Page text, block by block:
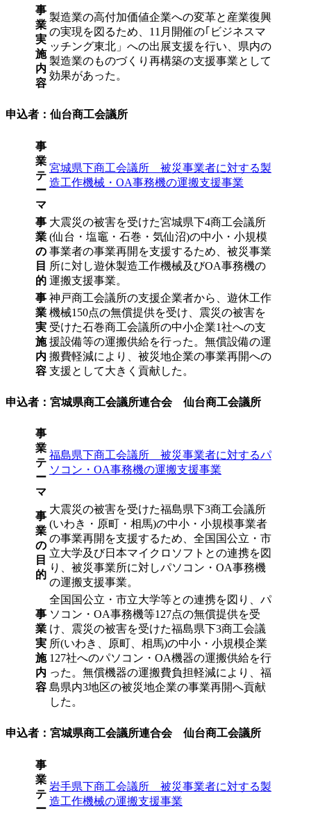
事
業
実
施
内
容
製造業の高付加価値企業への変革と産業復興
の実現を図るため、11月開催の｢ビジネスマ
ッチング東北」への出展支援を行い、県内の
製造業のものづくり再構築の支援事業として
効果があった。
申込者：仙台商工会議所
事
業
テ
ー
マ
宮城県下商工会議所 被災事業者に対する製
造工作機械・OA事務機の運搬支援事業
事
業
の
目
的
大震災の被害を受けた宮城県下4商工会議所
(仙台・塩竈・石巻・気仙沼)の中小・小規模
事業者の事業再開を支援するため、被災事業
所に対し遊休製造工作機械及びOA事務機の
運搬支援事業。
事
業
実
施
内
容
神戸商工会議所の支援企業者から、遊休工作
機械150点の無償提供を受け、震災の被害を
受けた石巻商工会議所の中小企業1社への支
援設備等の運搬供給を行った。無償設備の運
搬費軽減により、被災地企業の事業再開への
支援として大きく貢献した。
申込者：宮城県商工会議所連合会 仙台商工会議所
事
業
テ
ー
マ
福島県下商工会議所 被災事業者に対するパ
ソコン・OA事務機の運搬支援事業
事
業
の
目
的
大震災の被害を受けた福島県下3商工会議所
(いわき・原町・相馬)の中小・小規模事業者
の事業再開を支援するため、全国国公立・市
立大学及び日本マイクロソフトとの連携を図
り、被災事業所に対しパソコン・OA事務機
の運搬支援事業。
事
業
実
施
内
容
全国国公立・市立大学等との連携を図り、パ
ソコン・OA事務機等127点の無償提供を受
け、震災の被害を受けた福島県下3商工会議
所(いわき、原町、相馬)の中小・小規模企業
127社へのパソコン・OA機器の運搬供給を行
った。無償機器の運搬費負担軽減により、福
島県内3地区の被災地企業の事業再開へ貢献
した。
申込者：宮城県商工会議所連合会 仙台商工会議所
事
業
テ
ー
岩手県下商工会議所 被災事業者に対する製
造工作機械の運搬支援事業